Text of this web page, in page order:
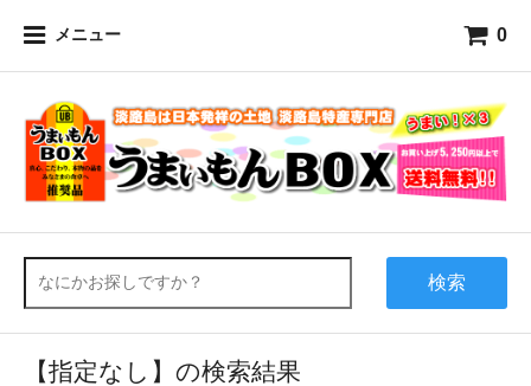
メニュー 0
検索
【指定なし】の検索結果